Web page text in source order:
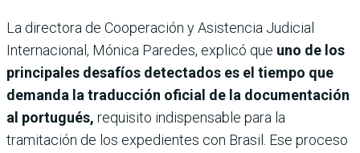
La directora de Cooperación y Asistencia Judicial
Internacional, Mónica Paredes, explicó que uno de los
principales desafíos detectados es el tiempo que
demanda la traducción oficial de la documentación
al portugués, requisito indispensable para la
tramitación de los expedientes con Brasil. Ese proceso